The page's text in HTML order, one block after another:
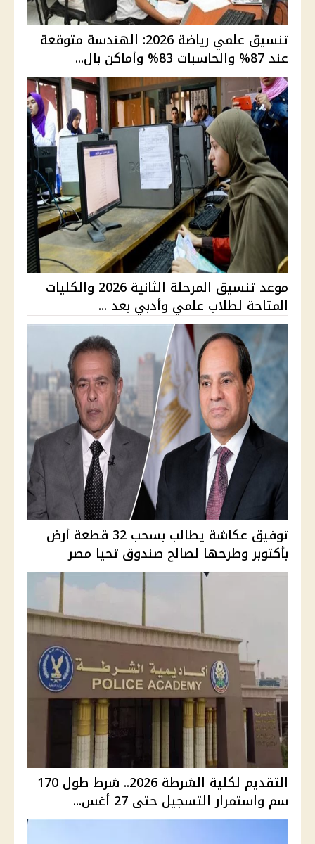
تنسيق علمي رياضة 2026: الهندسة متوقعة
عند 87% والحاسبات 83% وأماكن بال...
موعد تنسيق المرحلة الثانية 2026 والكليات
المتاحة لطلاب علمي وأدبي بعد ...
توفيق عكاشة يطالب بسحب 32 قطعة أرض
بأكتوبر وطرحها لصالح صندوق تحيا مصر
التقديم لكلية الشرطة 2026.. شرط طول 170
سم واستمرار التسجيل حتى 27 أغس...